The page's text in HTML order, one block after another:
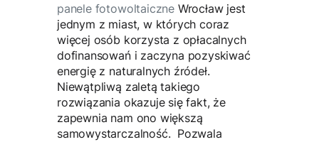
panele fotowoltaiczne Wrocław jest
jednym z miast, w których coraz
więcej osób korzysta z opłacalnych
dofinansowań i zaczyna pozyskiwać
energię z naturalnych źródeł.
Niewątpliwą zaletą takiego
rozwiązania okazuje się fakt, że
zapewnia nam ono większą
samowystarczalność. Pozwala